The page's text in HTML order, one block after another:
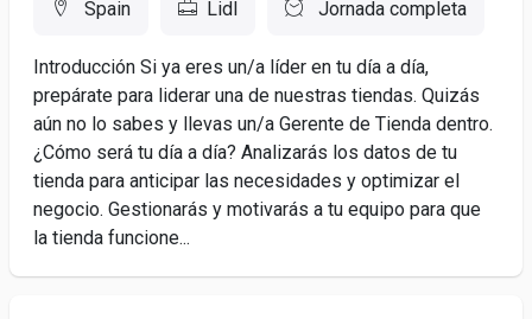
Spain Lidl Jornada completa
Introducción Si ya eres un/a líder en tu día a día,
prepárate para liderar una de nuestras tiendas. Quizás
aún no lo sabes y llevas un/a Gerente de Tienda dentro.
¿Cómo será tu día a día? Analizarás los datos de tu
tienda para anticipar las necesidades y optimizar el
negocio. Gestionarás y motivarás a tu equipo para que
la tienda funcione...